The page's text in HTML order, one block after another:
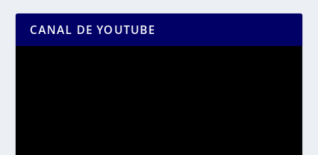
CANAL DE YOUTUBE